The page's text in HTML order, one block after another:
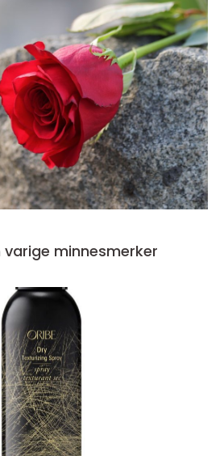
minnesmerker